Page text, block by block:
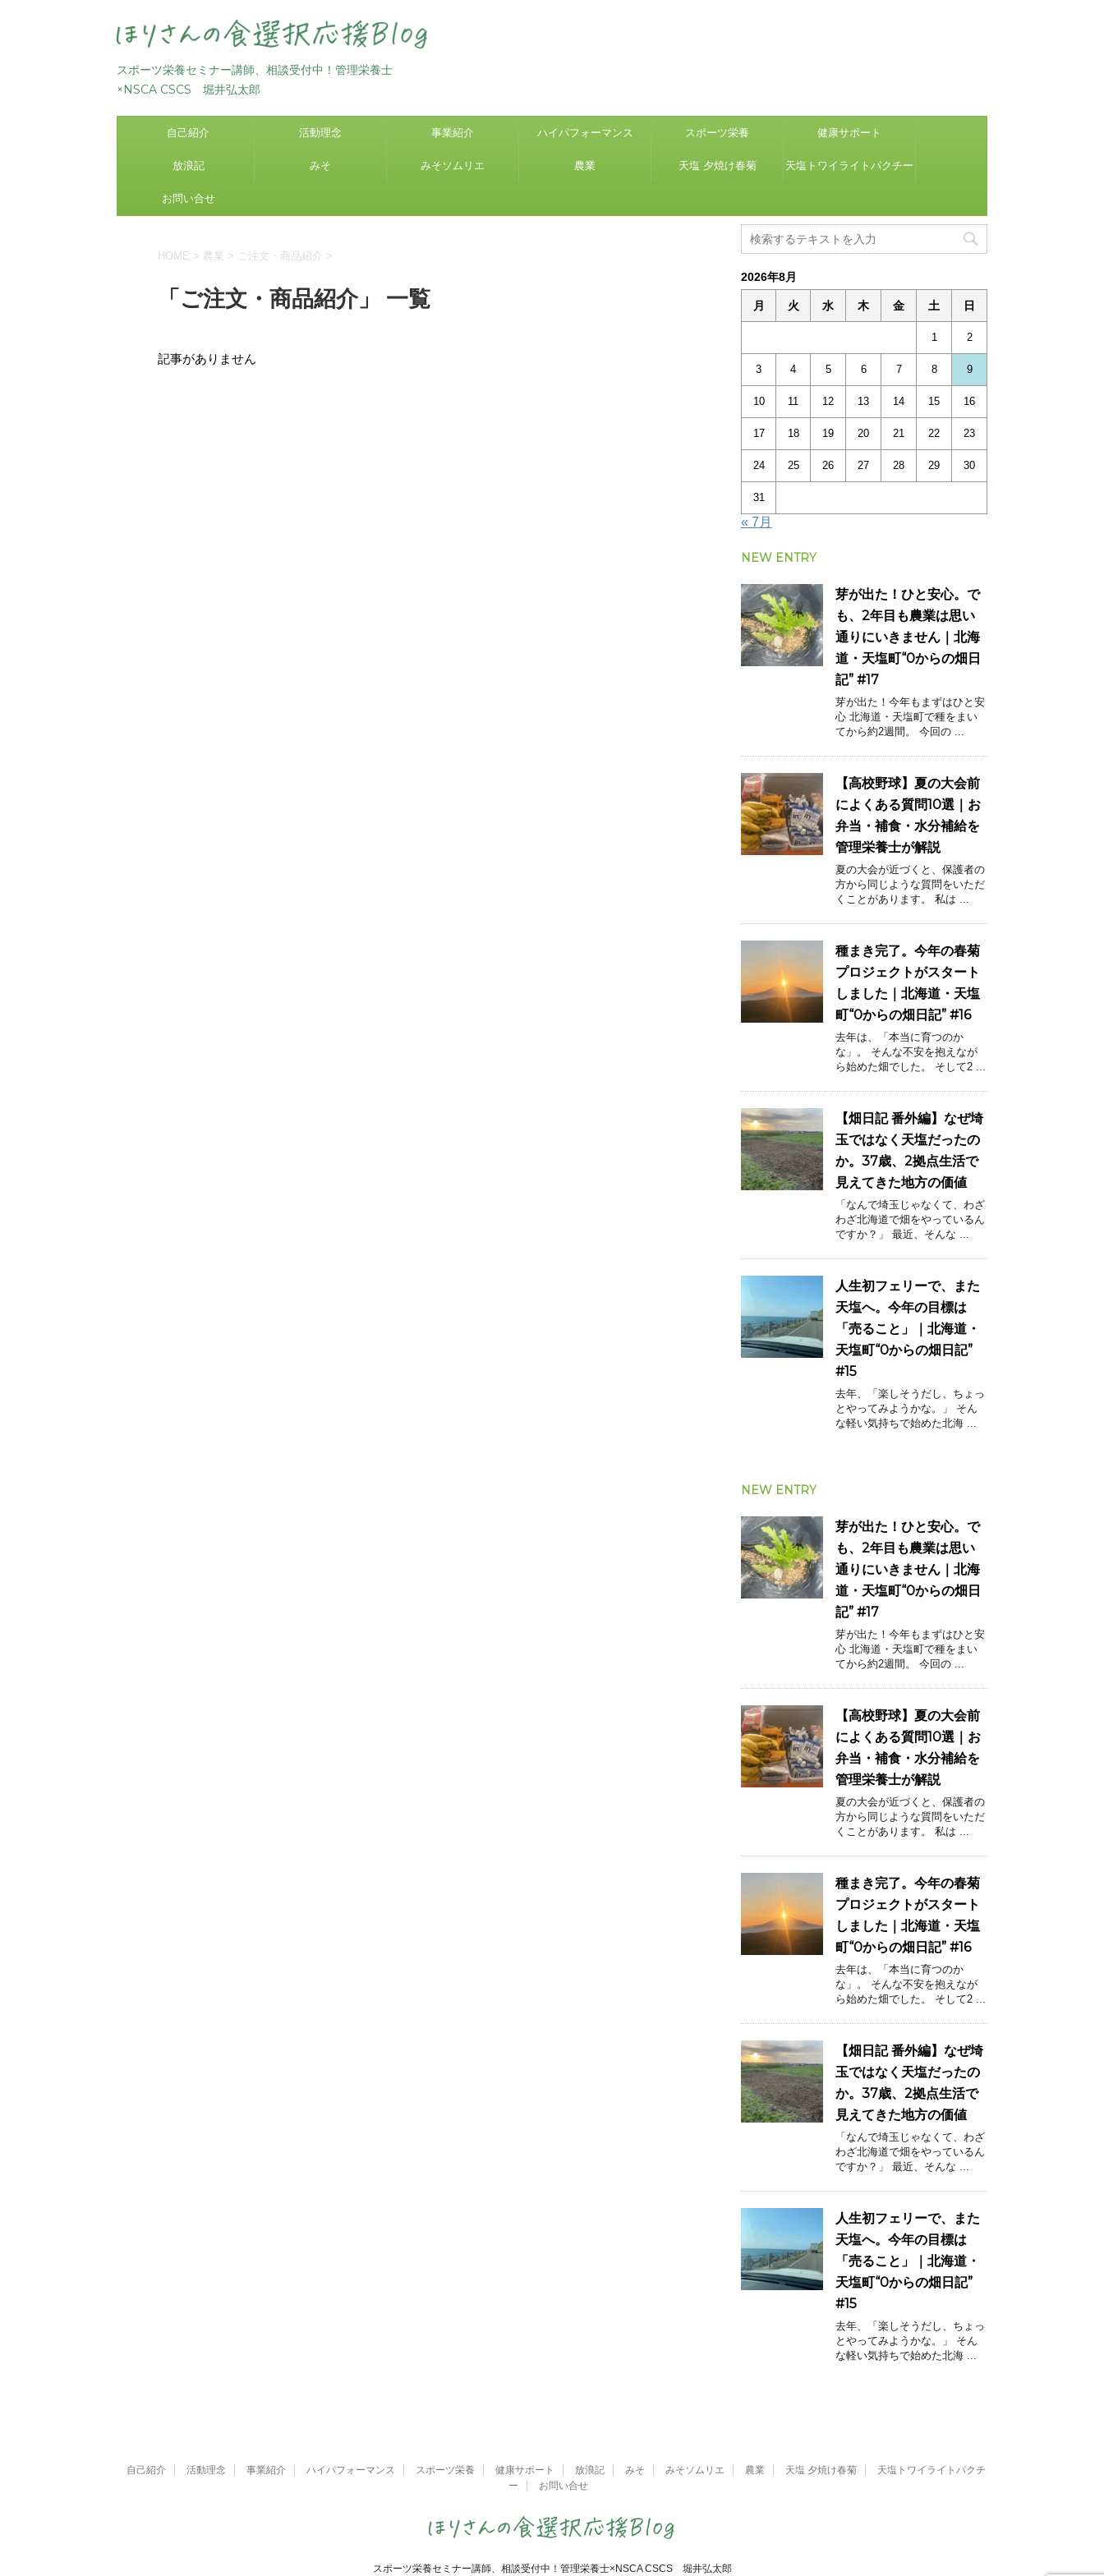
スポーツ栄養セミナー講師、相談受付中！管理栄養士
×NSCA CSCS 堀井弘太郎
自己紹介 活動理念 事業紹介 ハイパフォーマンス スポーツ栄養 健康サポート
放浪記 みそ みそソムリエ 農業 天塩 夕焼け春菊 天塩トワイライトパクチー
お問い合せ
HOME > 農業 > ご注文・商品紹介 >
「ご注文・商品紹介」 一覧
記事がありません
2026年8月
月 火 水 木 金 土 日
1 2
3 4 5 6 7 8 9
10 11 12 13 14 15 16
17 18 19 20 21 22 23
24 25 26 27 28 29 30
31
« 7月
NEW ENTRY
芽が出た！ひと安心。で
も、2年目も農業は思い
通りにいきません｜北海
道・天塩町“0からの畑日
記” #17
芽が出た！今年もまずはひと安
心 北海道・天塩町で種をまい
てから約2週間。 今回の ...
【高校野球】夏の大会前
によくある質問10選｜お
弁当・補食・水分補給を
管理栄養士が解説
夏の大会が近づくと、保護者の
方から同じような質問をいただ
くことがあります。 私は ...
種まき完了。今年の春菊
プロジェクトがスタート
しました｜北海道・天塩
町“0からの畑日記” #16
去年は、「本当に育つのか
な」。 そんな不安を抱えなが
ら始めた畑でした。 そして2 ...
【畑日記 番外編】なぜ埼
玉ではなく天塩だったの
か。37歳、2拠点生活で
見えてきた地方の価値
「なんで埼玉じゃなくて、わざ
わざ北海道で畑をやっているん
ですか？」 最近、そんな ...
人生初フェリーで、また
天塩へ。今年の目標は
「売ること」｜北海道・
天塩町“0からの畑日記”
#15
去年、「楽しそうだし、ちょっ
とやってみようかな。」 そん
な軽い気持ちで始めた北海 ...
NEW ENTRY
芽が出た！ひと安心。で
も、2年目も農業は思い
通りにいきません｜北海
道・天塩町“0からの畑日
記” #17
芽が出た！今年もまずはひと安
心 北海道・天塩町で種をまい
てから約2週間。 今回の ...
【高校野球】夏の大会前
によくある質問10選｜お
弁当・補食・水分補給を
管理栄養士が解説
夏の大会が近づくと、保護者の
方から同じような質問をいただ
くことがあります。 私は ...
種まき完了。今年の春菊
プロジェクトがスタート
しました｜北海道・天塩
町“0からの畑日記” #16
去年は、「本当に育つのか
な」。 そんな不安を抱えなが
ら始めた畑でした。 そして2 ...
【畑日記 番外編】なぜ埼
玉ではなく天塩だったの
か。37歳、2拠点生活で
見えてきた地方の価値
「なんで埼玉じゃなくて、わざ
わざ北海道で畑をやっているん
ですか？」 最近、そんな ...
人生初フェリーで、また
天塩へ。今年の目標は
「売ること」｜北海道・
天塩町“0からの畑日記”
#15
去年、「楽しそうだし、ちょっ
とやってみようかな。」 そん
な軽い気持ちで始めた北海 ...
自己紹介 活動理念 事業紹介 ハイパフォーマンス スポーツ栄養 健康サポート 放浪記 みそ みそソムリエ 農業 天塩 夕焼け春菊
天塩トワイライトパクチ
ー
お問い合せ
スポーツ栄養セミナー講師、相談受付中！管理栄養士×NSCA CSCS 堀井弘太郎